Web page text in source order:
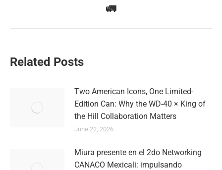
post:
🚛
Related Posts
Two American Icons, One Limited-
Edition Can: Why the WD-40 × King of
the Hill Collaboration Matters
June 22, 2026
Miura presente en el 2do Networking
CANACO Mexicali: impulsando